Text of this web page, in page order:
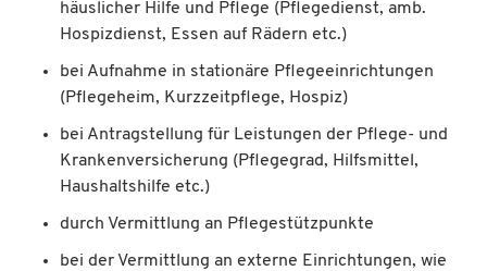
häuslicher Hilfe und Pflege (Pflegedienst, amb.
Hospizdienst, Essen auf Rädern etc.)
bei Aufnahme in stationäre Pflegeeinrichtungen
(Pflegeheim, Kurzzeitpflege, Hospiz)
bei Antragstellung für Leistungen der Pflege- und
Krankenversicherung (Pflegegrad, Hilfsmittel,
Haushaltshilfe etc.)
durch Vermittlung an Pflegestützpunkte
bei der Vermittlung an externe Einrichtungen, wie